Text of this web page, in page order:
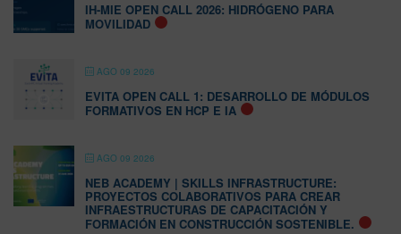
IH-MIE OPEN CALL 2026: HIDRÓGENO PARA
MOVILIDAD
AGO 09 2026
EVITA OPEN CALL 1: DESARROLLO DE MÓDULOS
FORMATIVOS EN HCP E IA
AGO 09 2026
NEB ACADEMY | SKILLS INFRASTRUCTURE:
PROYECTOS COLABORATIVOS PARA CREAR
INFRAESTRUCTURAS DE CAPACITACIÓN Y
FORMACIÓN EN CONSTRUCCIÓN SOSTENIBLE.